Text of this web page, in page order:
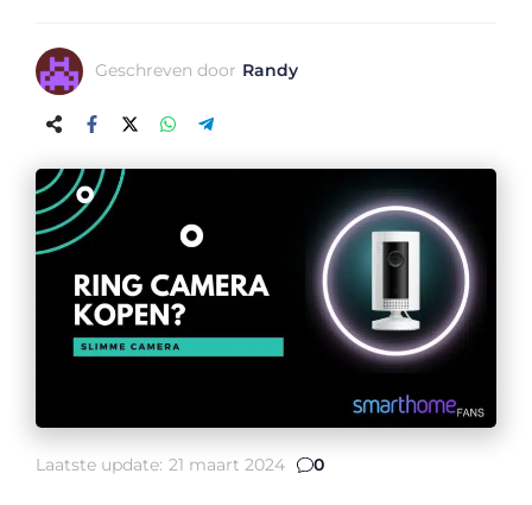
Geschreven door Randy
Laatste update: 21 maart 2024 0